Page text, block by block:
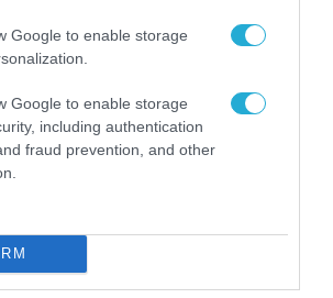
Google to enable storage
Google to enable storage
including authentication
fraud prevention, and other
η εξόντωση Κολομβιανών
βετεράνοι & αστυνομικοί
πάνω από 200